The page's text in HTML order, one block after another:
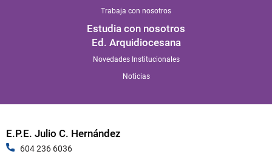
Trabaja con nosotros
Estudia con nosotros
Ed. Arquidiocesana
Novedades Institucionales
Noticias
E.P.E. Julio C. Hernández
604 236 6036